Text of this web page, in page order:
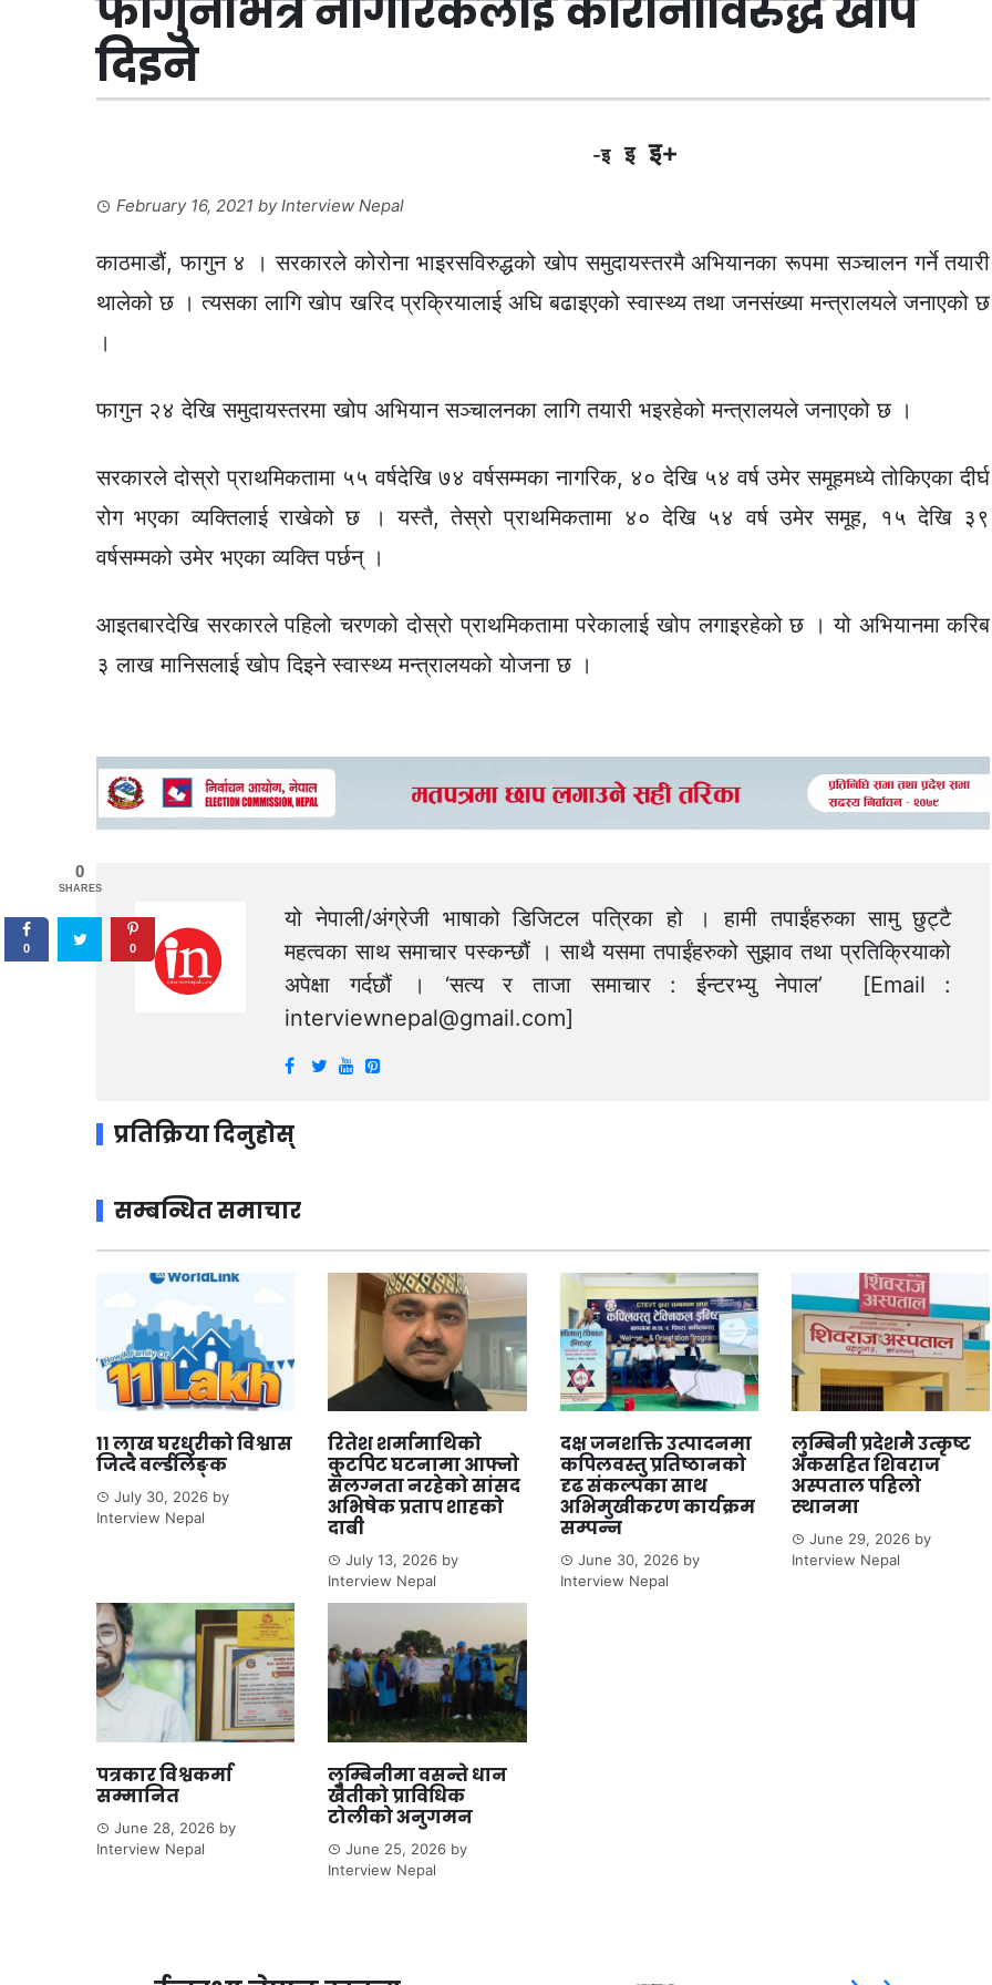
दिइने
-इ इ इ+
February 16, 2021 byInterview Nepal
काठमाडौं, फागुन ४ । सरकारले कोरोना भाइरसविरुद्धको खोप समुदायस्तरमै अभियानका रूपमा सञ्चालन गर्ने तयारी
थालेको छ । त्यसका लागि खोप खरिद प्रक्रियालाई अघि बढाइएको स्वास्थ्य तथा जनसंख्या मन्त्रालयले जनाएको छ
।
फागुन २४ देखि समुदायस्तरमा खोप अभियान सञ्चालनका लागि तयारी भइरहेको मन्त्रालयले जनाएको छ ।
सरकारले दोस्रो प्राथमिकतामा ५५ वर्षदेखि ७४ वर्षसम्मका नागरिक, ४० देखि ५४ वर्ष उमेर समूहमध्ये तोकिएका दीर्घ
रोग भएका व्यक्तिलाई राखेको छ । यस्तै, तेस्रो प्राथमिकतामा ४० देखि ५४ वर्ष उमेर समूह, १५ देखि ३९
वर्षसम्मको उमेर भएका व्यक्ति पर्छन् ।
आइतबारदेखि सरकारले पहिलो चरणको दोस्रो प्राथमिकतामा परेकालाई खोप लगाइरहेको छ । यो अभियानमा करिब
३ लाख मानिसलाई खोप दिइने स्वास्थ्य मन्त्रालयको योजना छ ।
यो नेपाली/अंग्रेजी भाषाको डिजिटल पत्रिका हो । हामी तपाईंहरुका सामु छुट्टै
महत्वका साथ समाचार पस्कन्छौं । साथै यसमा तपाईंहरुको सुझाव तथा प्रतिक्रियाको
अपेक्षा गर्दछौं । ‘सत्य र ताजा समाचार : ईन्टरभ्यु नेपाल’ [Email :
interviewnepal@gmail.com]
प्रतिक्रिया दिनुहोस्
सम्बन्धित समाचार
११ लाख घरधुरीको विश्वास
जित्दै वर्ल्डलिङ्क
July 30, 2026 by
Interview Nepal
रितेश शर्मामाथिको
कुटपिट घटनामा आफ्नो
संलग्नता नरहेको सांसद
अभिषेक प्रताप शाहको
दाबी
July 13, 2026 by
Interview Nepal
दक्ष जनशक्ति उत्पादनमा
कपिलवस्तु प्रतिष्ठानको
दृढ संकल्पका साथ
अभिमुखीकरण कार्यक्रम
सम्पन्न
June 30, 2026by
Interview Nepal
लुम्बिनी प्रदेशमै उत्कृष्ट
अंकसहित शिवराज
अस्पताल पहिलो
स्थानमा
June 29, 2026by
Interview Nepal
पत्रकार विश्वकर्मा
सम्मानित
June 28, 2026 by
Interview Nepal
लुम्बिनीमा वसन्ते धान
खेतीको प्राविधिक
टोलीको अनुगमन
June 25, 2026 by
Interview Nepal
0
SHARES
0 0